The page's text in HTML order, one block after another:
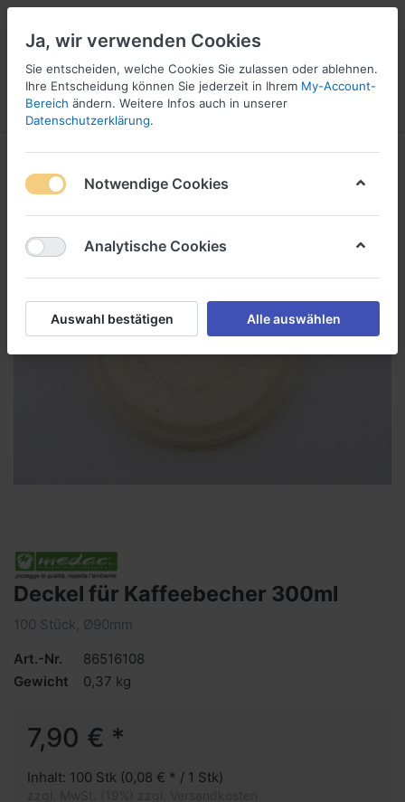
Menü Anmelden Vergleichen Wunschliste
2
Deckel für Kaffeebecher 300ml
100 Stück, Ø90mm
Art.-Nr.
86516108
Gewicht
0,37 kg
7,90 € *
Inhalt: 100 Stk (0,08 € * / 1 Stk)
Ja, wir verwenden Cookies
Sie entscheiden, welche Cookies Sie zulassen oder ablehnen.
Ihre Entscheidung können Sie jederzeit in Ihrem My-Account-
Bereich ändern. Weitere Infos auch in unserer
Datenschutzerklärung.
Notwendige Cookies
Analytische Cookies
Auswahl bestätigen Alle auswählen